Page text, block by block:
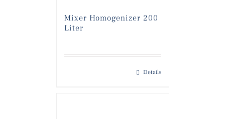
Mixer Homogenizer 200
Liter
Details